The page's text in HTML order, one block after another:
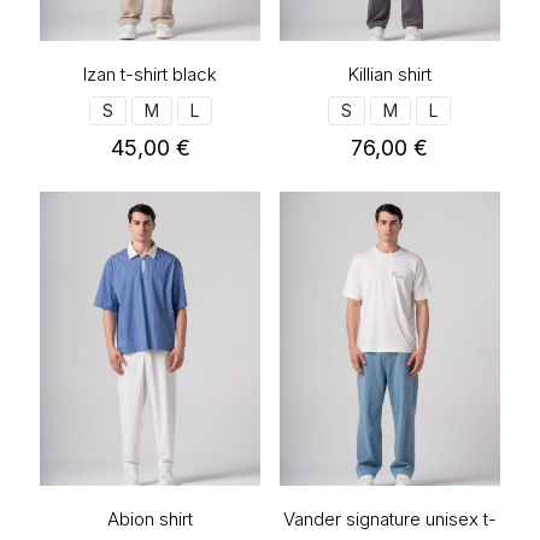
σελίδα
του
σελίδα
του
Izan t-shirt black
S M L
45,00 €
προϊόν
έχει
πολλαπλές
παραλλαγές.
Οι
επιλογές
μπορούν
να
του
Killian shirt
S M L
76,00€
το
προϊόν
έχει
πολλαπλές
παραλλαγές.
Οι
επιλογές
μπορούν
να
επιλεγούν
στη
σελίδα
του
Abion shirt
Vander signature unisex t-